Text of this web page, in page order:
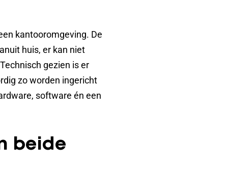
kantooromgeving. De
huis, er kan niet
gezien is er
zo worden ingericht
software én een
beide